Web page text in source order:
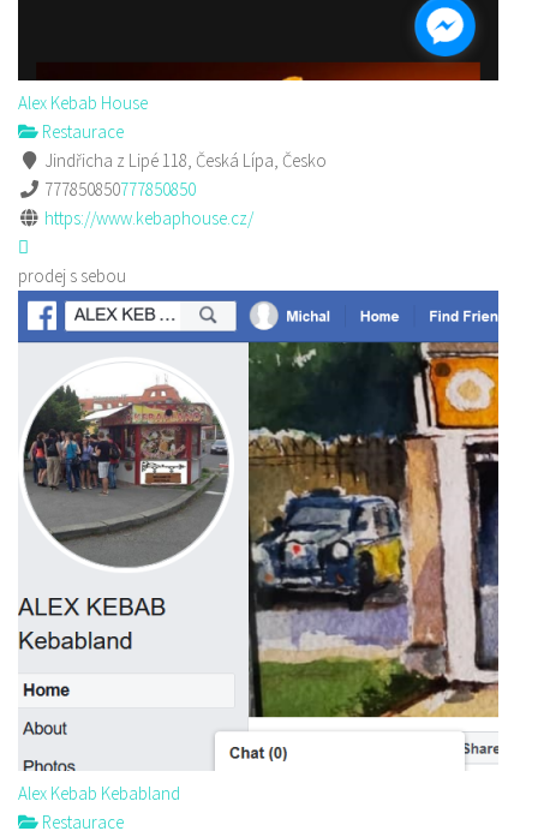
Alex Kebab House
Restaurace
Jindřicha z Lipé 118, Česká Lípa, Česko
777850850777850850
https://www.kebaphouse.cz/
prodej s sebou
Alex Kebab Kebabland
Restaurace